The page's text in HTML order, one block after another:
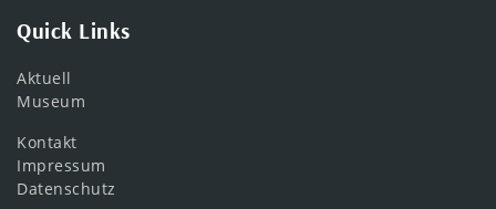
Quick Links
Aktuell
Museum
Kontakt
Impressum
Datenschutz